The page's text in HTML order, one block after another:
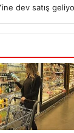
dev satış